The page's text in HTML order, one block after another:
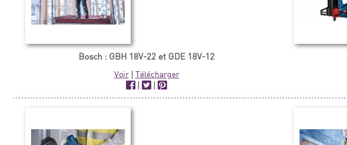
Bosch : GBH 18V-22 et GDE 18V-12
Voir| Télécharger
|
|